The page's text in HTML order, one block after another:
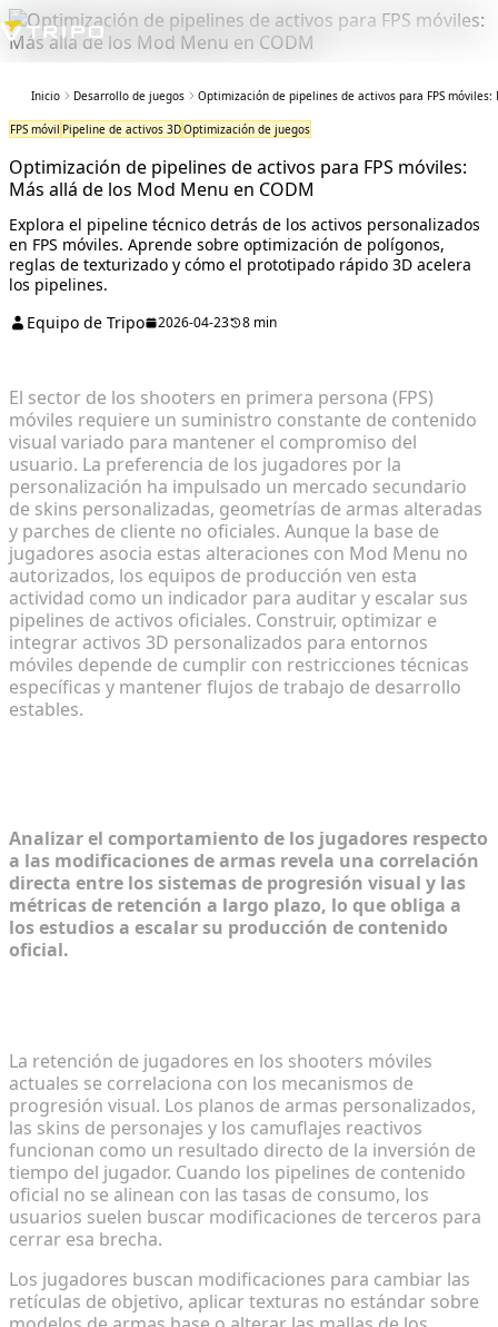
Inicio Desarrollo de juegos Optimización de pipelines de activos para FPS
FPS móvil Pipeline de activos 3DOptimización de juegos
Optimización de pipelines de activos para FPS móviles:
Más allá de los Mod Menu en CODM
Explora el pipeline técnico detrás de los activos personalizados
en FPS móviles. Aprende sobre optimización de polígonos,
reglas de texturizado y cómo el prototipado rápido 3D acelera
los pipelines.
Equipo de Tripo
2026-04-23 8 min
El sector de los shooters en primera persona (FPS)
móviles requiere un suministro constante de contenido
visual variado para mantener el compromiso del
usuario. La preferencia de los jugadores por la
personalización ha impulsado un mercado secundario
de skins personalizadas, geometrías de armas alteradas
y parches de cliente no oficiales. Aunque la base de
jugadores asocia estas alteraciones con Mod Menu no
autorizados, los equipos de producción ven esta
actividad como un indicador para auditar y escalar sus
pipelines de activos oficiales. Construir, optimizar e
integrar activos 3D personalizados para entornos
móviles depende de cumplir con restricciones técnicas
específicas y mantener flujos de trabajo de desarrollo
estables.
Analizar el comportamiento de los jugadores respecto
a las modificaciones de armas revela una correlación
directa entre los sistemas de progresión visual y las
métricas de retención a largo plazo, lo que obliga a
los estudios a escalar su producción de contenido
oficial.
La retención de jugadores en los shooters móviles
actuales se correlaciona con los mecanismos de
progresión visual. Los planos de armas personalizados,
las skins de personajes y los camuflajes reactivos
funcionan como un resultado directo de la inversión de
tiempo del jugador. Cuando los pipelines de contenido
oficial no se alinean con las tasas de consumo, los
usuarios suelen buscar modificaciones de terceros para
cerrar esa brecha.
Los jugadores buscan modificaciones para cambiar las
retículas de objetivo, aplicar texturas no estándar sobre